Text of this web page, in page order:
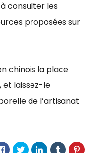
consulter les
proposées sur
chinois la place
et laissez-le
de l’artisanat